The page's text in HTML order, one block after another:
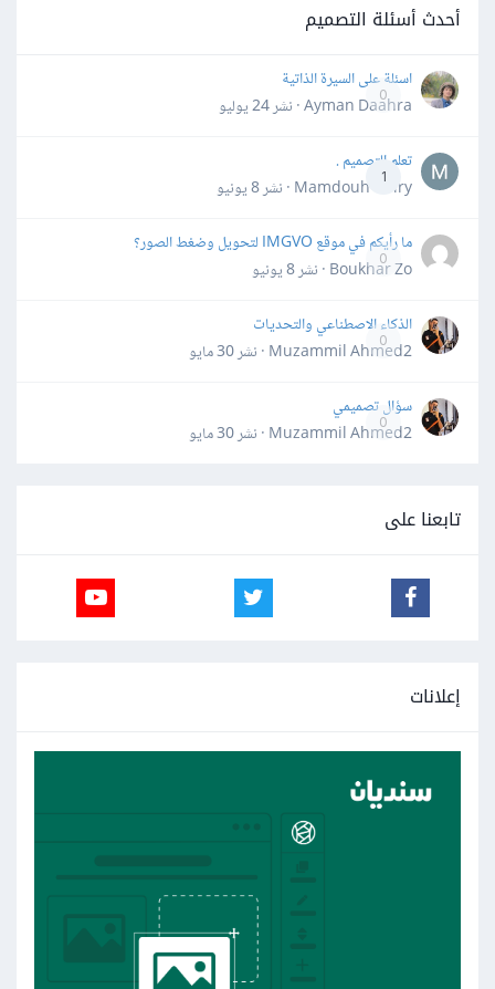
أحدث أسئلة التصميم
0
اسئلة على السيرة الذاتية
Ayman Daahra · نشر
24 يوليو
1
تعلم التصميم .
Mamdouh Khiry · نشر
8 يونيو
0
ما رأيكم في موقع IMGVO لتحويل وضغط الصور؟
Boukhar Zo · نشر
8 يونيو
0
الذكاء الاصطناعي والتحديات
Muzammil Ahmed2 · نشر
30 مايو
0
سؤال تصميمي
Muzammil Ahmed2 · نشر
30 مايو
تابعنا على
إعلانات